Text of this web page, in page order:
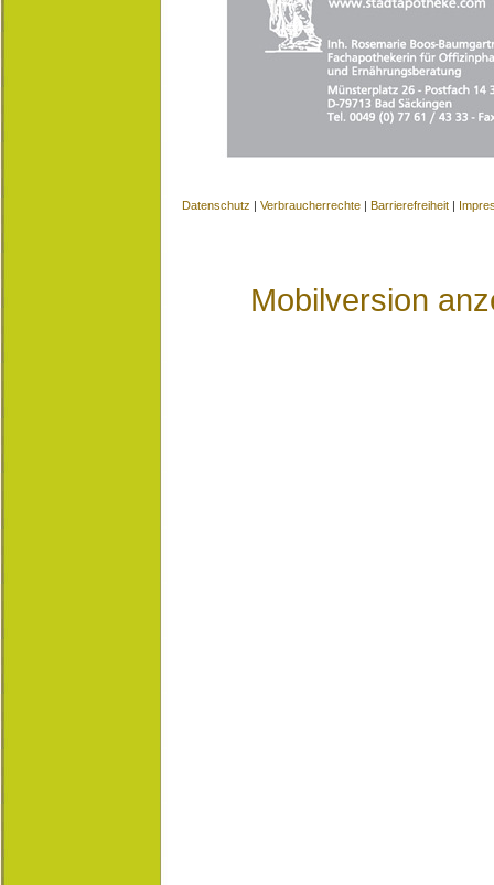
Datenschutz | Verbraucherrechte | Barrierefreiheit |
Mobilversion